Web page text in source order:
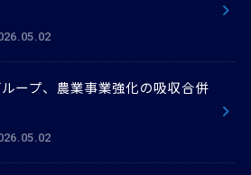
ープ、農業事業強化の吸収合併